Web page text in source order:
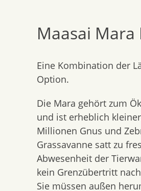
Maasai
Eine Kombination der
Option.
Die Mara gehört zum
und ist erheblich
Millionen Gnus und
Grassavanne satt zu
Abwesenheit der
kein Grenzübertritt
Sie müssen außen